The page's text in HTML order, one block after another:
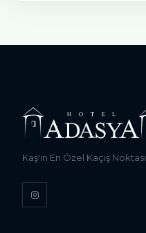
Kaş'ın En Özel Kaçış Noktası